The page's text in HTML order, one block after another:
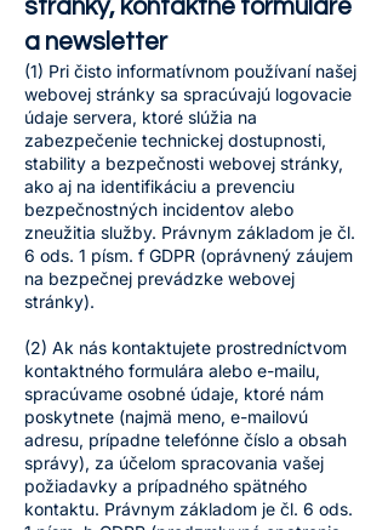
stránky, kontaktné formuláre
a newsletter
(1) Pri čisto informatívnom používaní našej
webovej stránky sa spracúvajú logovacie
údaje servera, ktoré slúžia na
zabezpečenie technickej dostupnosti,
stability a bezpečnosti webovej stránky,
ako aj na identifikáciu a prevenciu
bezpečnostných incidentov alebo
zneužitia služby. Právnym základom je čl.
6 ods. 1 písm. f GDPR (oprávnený záujem
na bezpečnej prevádzke webovej
stránky).
(2) Ak nás kontaktujete prostredníctvom
kontaktného formulára alebo e-mailu,
spracúvame osobné údaje, ktoré nám
poskytnete (najmä meno, e-mailovú
adresu, prípadne telefónne číslo a obsah
správy), za účelom spracovania vašej
požiadavky a prípadného spätného
kontaktu. Právnym základom je čl. 6 ods.